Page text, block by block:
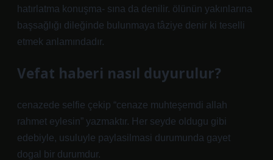
hatırlatma konuşma- sına da denilir. ölünün yakınlarına
başsağlığı dileğinde bulunmaya tâziye denir ki teselli
etmek anlamındadır.
Vefat haberi nasıl duyurulur?
cenazede selfie çekip “cenaze muhteşemdi allah
rahmet eylesin” yazmaktır. Her seyde oldugu gibi
edebiyle, usuluyle paylasilmasi durumunda gayet
dogal bir durumdur.